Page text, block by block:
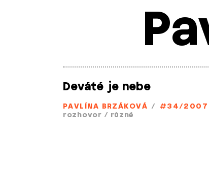
Deváté je nebe
PAVLÍNA BRZÁKOVÁ /
#34/2007
rozhovor / různé